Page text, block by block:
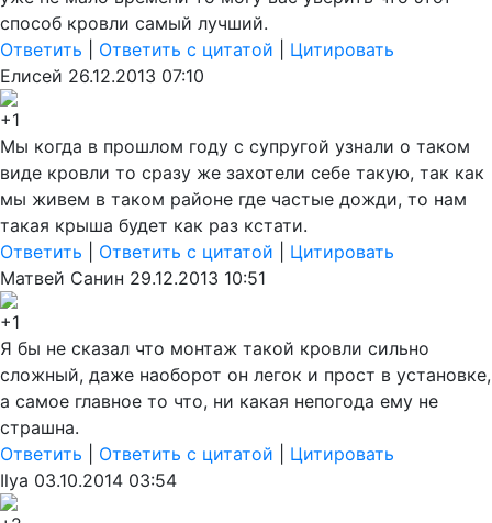
способ кровли самый лучший.
Ответить
Ответить с цитатой
Цитировать
Елисей 26.12.2013 07:10
+1
Мы когда в прошлом году с супругой узнали о таком
виде кровли то сразу же захотели себе такую, так как
мы живем в таком районе где частые дожди, то нам
такая крыша будет как раз кстати.
Ответить
Ответить с цитатой
Цитировать
Матвей Санин 29.12.2013 10:51
+1
Я бы не сказал что монтаж такой кровли сильно
сложный, даже наоборот он легок и прост в установке,
а самое главное то что, ни какая непогода ему не
страшна.
Ответить
Ответить с цитатой
Цитировать
Ilya 03.10.2014 03:54